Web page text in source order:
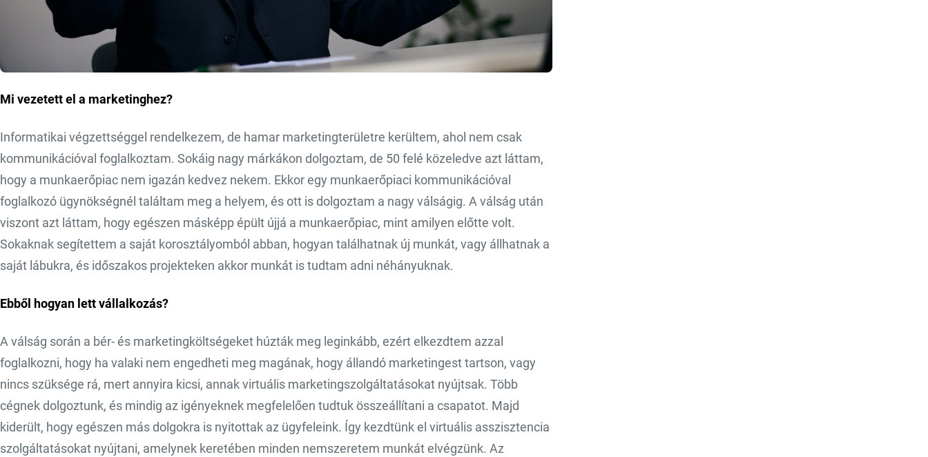
Mi vezetett el a marketinghez?
Informatikai végzettséggel rendelkezem, de hamar marketingterületre kerültem, ahol nem csak
kommunikációval foglalkoztam. Sokáig nagy márkákon dolgoztam, de 50 felé közeledve azt láttam,
hogy a munkaerőpiac nem igazán kedvez nekem. Ekkor egy munkaerőpiaci kommunikációval
foglalkozó ügynökségnél találtam meg a helyem, és ott is dolgoztam a nagy válságig. A válság után
viszont azt láttam, hogy egészen másképp épült újjá a munkaerőpiac, mint amilyen előtte volt.
Sokaknak segítettem a saját korosztályomból abban, hogyan találhatnak új munkát, vagy állhatnak a
saját lábukra, és időszakos projekteken akkor munkát is tudtam adni néhányuknak.
Ebből hogyan lett vállalkozás?
A válság során a bér- és marketingköltségeket húzták meg leginkább, ezért elkezdtem azzal
foglalkozni, hogy ha valaki nem engedheti meg magának, hogy állandó marketingest tartson, vagy
nincs szüksége rá, mert annyira kicsi, annak virtuális marketingszolgáltatásokat nyújtsak. Több
cégnek dolgoztunk, és mindig az igényeknek megfelelően tudtuk összeállítani a csapatot. Majd
kiderült, hogy egészen más dolgokra is nyitottak az ügyfeleink. Így kezdtünk el virtuális asszisztencia
szolgáltatásokat nyújtani, amelynek keretében minden nemszeretem munkát elvégzünk. Az